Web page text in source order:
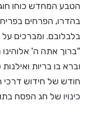
הטבע המחדש כוחו
בהדרו, הפרחים
בלבלובם. ומברכים על
"ברוך אתה ה'
וברא בו בריות
חודש של חידוש דרכי
כינויו של חג הפסח